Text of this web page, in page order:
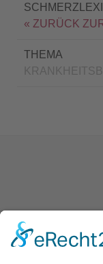
« ZURÜCK
THEMA